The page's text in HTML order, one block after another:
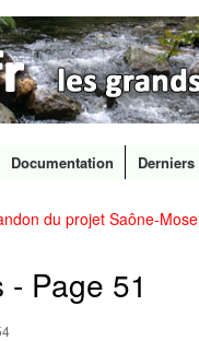
Documentation
du projet Saône-
Page 51